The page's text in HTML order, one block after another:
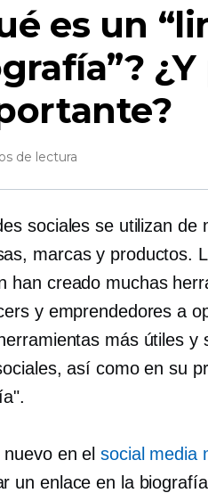
es un
de lectura
sociales se utilizan
marcas y productos.
han creado muchas
y emprendedores a
más útiles y
así como en su
en el social media
un enlace en la